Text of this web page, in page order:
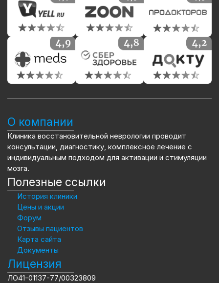
О компании
Клиника восстановительной неврологии проводит
консультации, диагностику, комплексное лечение с
индивидуальным подходом для активации и стимуляции
мозга.
Полезные ссылки
История клиники
Цены и акции
Форум
Отзывы пациентов
Карта сайта
Документы
Лицензия
ЛО41-01137-77/00323809